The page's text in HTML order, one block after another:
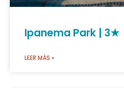
Ipanema Park | 3★
LEER MÁS »